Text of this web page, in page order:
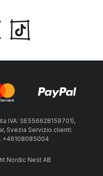
IVA: SE556628159701),
Svezia Servizio clienti:
+46108085004
Nordic Nest AB